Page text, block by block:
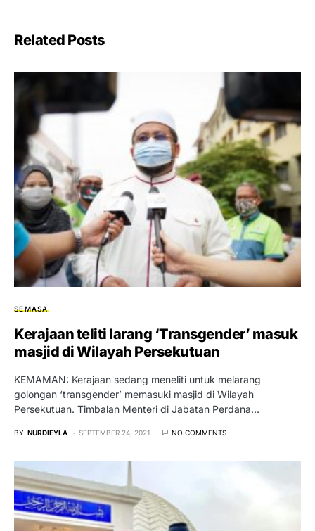
Related Posts
SEMASA
Kerajaan teliti larang ‘Transgender’ masuk
masjid di Wilayah Persekutuan
KEMAMAN: Kerajaan sedang meneliti untuk melarang
golongan ‘transgender’ memasuki masjid di Wilayah
Persekutuan. Timbalan Menteri di Jabatan Perdana…
BY NURDIEYLA SEPTEMBER 24, 2021 NO COMMENTS